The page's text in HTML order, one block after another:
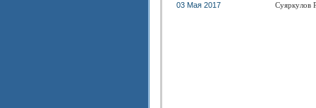
03 Мая 2017 Суяркулов